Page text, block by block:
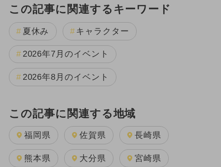
この記事に関連するキーワード
夏休み キャラクター
2026年7月のイベント
2026年8月のイベント
この記事に関連する地域
福岡県 佐賀県 長崎県
熊本県 大分県 宮崎県